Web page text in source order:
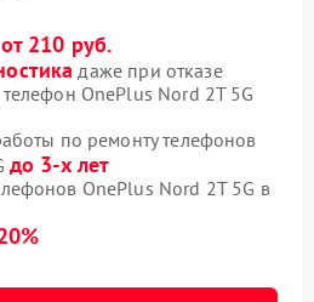
от 210 руб.
даже при отказе
OnePlus Nord 2T 5G
по ремонту телефонов
до 3-х лет
OnePlus Nord 2T 5G в